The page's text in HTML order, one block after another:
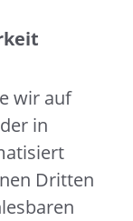
wir auf
in
Dritten